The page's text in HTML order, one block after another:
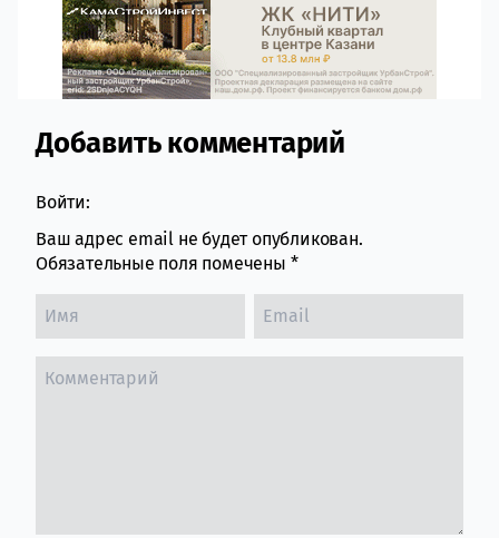
Comment section
Добавить комментарий
Войти:
Ваш адрес email не будет опубликован.
Обязательные поля помечены *